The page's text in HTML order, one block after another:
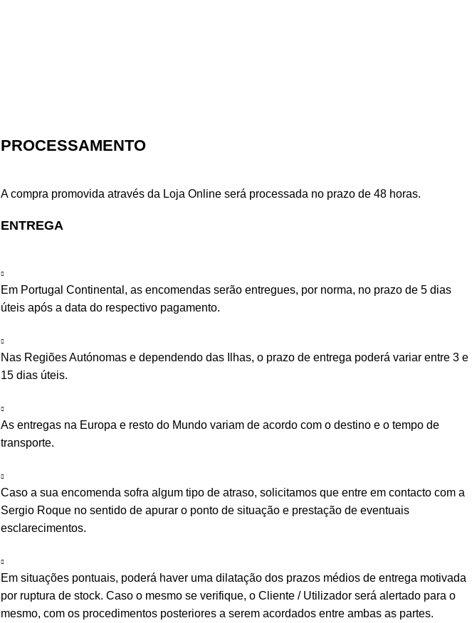
PROCESSAMENTO
A compra promovida através da Loja Online será processada no prazo de 48 horas.
ENTREGA
Em Portugal Continental, as encomendas serão entregues, por norma, no prazo de 5 dias
úteis após a data do respectivo pagamento.
Nas Regiões Autónomas e dependendo das Ilhas, o prazo de entrega poderá variar entre 3 e
15 dias úteis.
As entregas na Europa e resto do Mundo variam de acordo com o destino e o tempo de
transporte.
Caso a sua encomenda sofra algum tipo de atraso, solicitamos que entre em contacto com a
Sergio Roque no sentido de apurar o ponto de situação e prestação de eventuais
esclarecimentos.
Em situações pontuais, poderá haver uma dilatação dos prazos médios de entrega motivada
por ruptura de stock. Caso o mesmo se verifique, o Cliente / Utilizador será alertado para o
mesmo, com os procedimentos posteriores a serem acordados entre ambas as partes.